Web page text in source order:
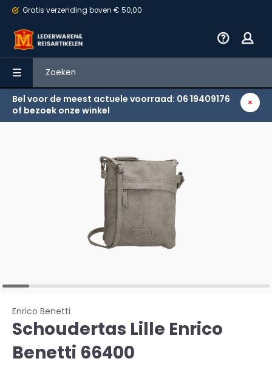
Gratis verzending boven € 50,00
Bel voor de meest actuele voorraad: 06 19409176
of bezoek onze winkel
Terug
Enrico Benetti
Schoudertas Lille Enrico
Benetti 66400